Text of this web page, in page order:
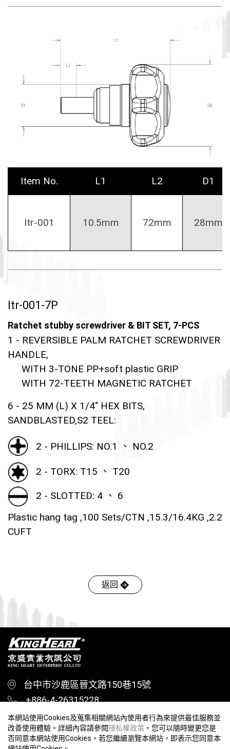
Item No. L1 L2 D1
Itr-001 10.5mm 72mm 28mm
Itr-001-7P
Ratchet stubby screwdriver & BIT SET, 7-PCS
1 - REVERSIBLE PALM RATCHET SCREWDRIVER
HANDLE,
WITH 3-TONE PP+soft plastic GRIP
WITH 72-TEETH MAGNETIC RATCHET
6 - 25 MM (L) X 1/4" HEX BITS,
SANDBLASTED,S2 TEEL:
2 - PHILLIPS: NO.1 、 NO.2
2 - TORX: T15 、 T20
2 - SLOTTED: 4 、 6
Plastic hang tag ,100 Sets/CTN ,15.3/16.4KG ,2.2
CUFT
返回
台中市沙鹿區晉文路150巷15號
+886-4-26315228
+886-4-26318528
info@kingheart-co.com
本網站使用Cookies及蒐集相關網站內使用者行為來提供最佳服務並
改善使用體驗。詳細內容請參閱 隱私權政策 。您可以隨時變更您是
否同意本網站使用Cookies。若您繼續瀏覽本網站，即表示您同意本